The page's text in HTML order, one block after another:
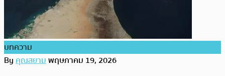
บทความ
Byคุณสยามพฤษภาคม 19, 2026